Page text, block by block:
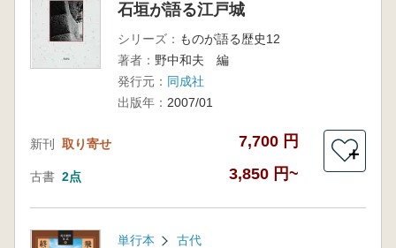
石垣が語る江戸城
シリーズ： ものが語る歴史12
著者： 野中和夫 編
発行元： 同成社
出版年： 2007/01
新刊 取り寄せ 7,700 円
古書 2点 3,850 円~
＋
単行本 古代